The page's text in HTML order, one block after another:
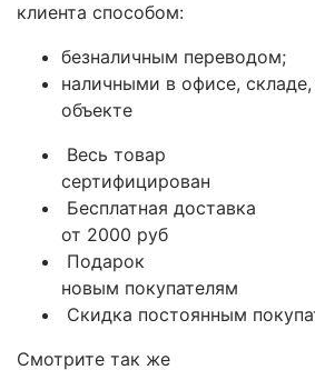
клиента способом:
безналичным переводом;
наличными в офисе,
объекте
Весь товар
сертифицирован
Бесплатная доставка
от 2000 руб
Подарок
новым покупателям
Скидка постоянным
Смотрите так же